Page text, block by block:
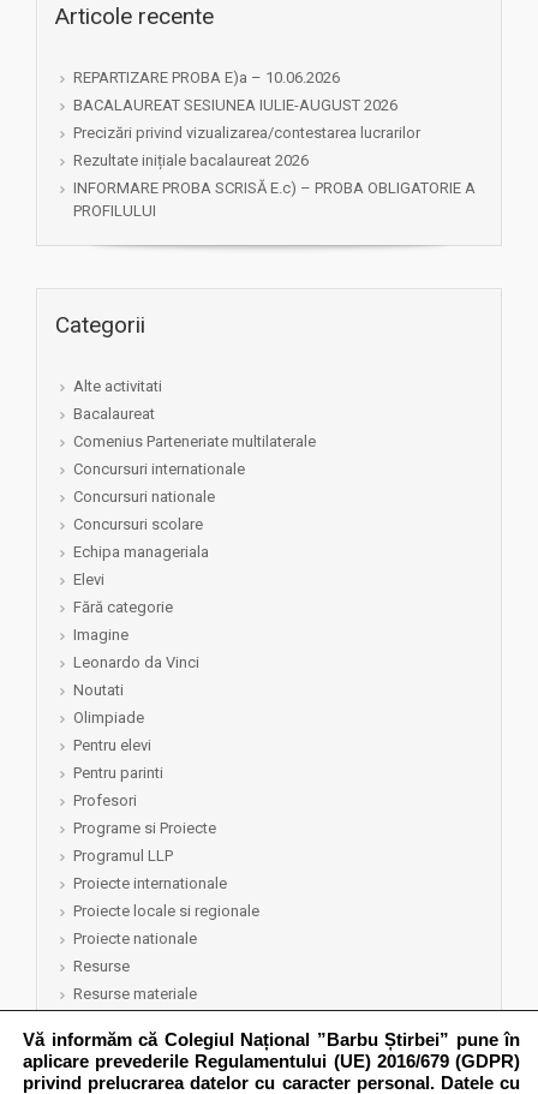
Articole recente
REPARTIZARE PROBA E)a – 10.06.2026
BACALAUREAT SESIUNEA IULIE-AUGUST 2026
Precizări privind vizualizarea/contestarea lucrarilor
Rezultate inițiale bacalaureat 2026
INFORMARE PROBA SCRISĂ E.c) – PROBA OBLIGATORIE A
PROFILULUI
Categorii
Alte activitati
Bacalaureat
Comenius Parteneriate multilaterale
Concursuri internationale
Concursuri nationale
Concursuri scolare
Echipa manageriala
Elevi
Fără categorie
Imagine
Leonardo da Vinci
Noutati
Olimpiade
Pentru elevi
Pentru parinti
Profesori
Programe si Proiecte
Programul LLP
Proiecte internationale
Proiecte locale si regionale
Proiecte nationale
Resurse
Resurse materiale
Rezultate
Semep 2015-2016
Vă informăm că Colegiul Național ”Barbu Știrbei” pune în
aplicare prevederile Regulamentului (UE) 2016/679 (GDPR)
privind prelucrarea datelor cu caracter personal. Datele cu